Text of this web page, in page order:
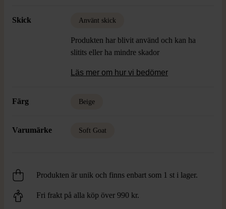
textur och djup, vilket gör den till ett
attraktivt tillägg till varje garderob. Tröjans
naturliga beige färg passar väl till nästan
oändliga stylingmöjligheter. Perfekt för
Skick Använt skick
Produkten har blivit använd och kan ha
slitits eller ha mindre skador
Läs mer om hur vi bedömer
Färg Beige
Varumärke Soft Goat
Produkten är unik och finns enbart som 1 st i lager.
Fri frakt på alla köp över 990 kr.